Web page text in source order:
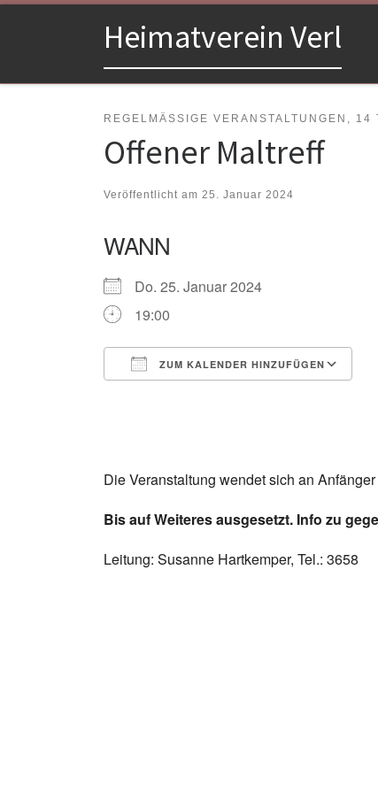
Zum Inhalt springenHeimatverein Verl
REGELMÄSSIGE VERANSTALTUNGEN, 14
Offener Maltreff
Veröffentlicht am 25. Januar 2024
WANN
Do. 25. Januar 2024
19:00
ZUM KALENDER HINZUFÜGEN
Die Veranstaltung wendet sich an
Bis auf Weiteres ausgesetzt. Info zu
Leitung: Susanne Hartkemper, Tel.: 3658